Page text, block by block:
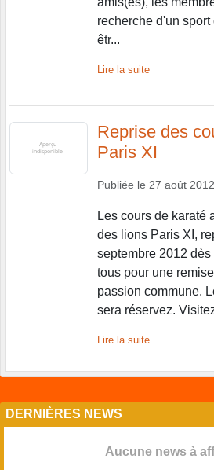
recherche d'un
êtr...
Lire la suite
Reprise des
Paris XI
Publiée le 27 août 2012
Les cours de karaté
des lions Paris XI,
septembre 2012
tous pour une
passion commune.
sera réservez.
Lire la suite
DERNIÈRES NEWS
Aucune news à